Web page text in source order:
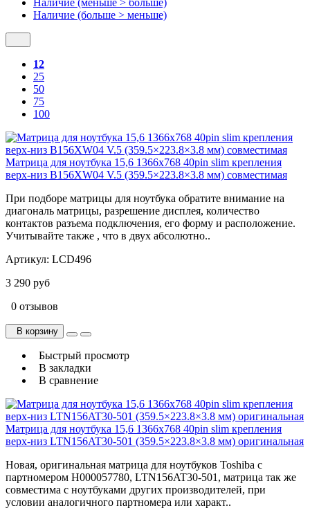
Наличие (меньше > больше)
Наличие (больше > меньше)
12
25
50
75
100
Матрица для ноутбука 15,6 1366x768 40pin slim крепления
верх-низ B156XW04 V.5 (359.5×223.8×3.8 мм) cовместимая
При подборе матрицы для ноутбука обратите внимание на
диагональ матрицы, разрешение дисплея, количество
контактов разъема подключения, его форму и расположение.
Учитывайте также , что в двух абсолютно..
Артикул: LCD496
3 290 руб
0 отзывов
В корзину
Быстрый просмотр
В закладки
В сравнение
Матрица для ноутбука 15,6 1366x768 40pin slim крепления
верх-низ LTN156AT30-501 (359.5×223.8×3.8 мм) оригинальная
Новая, оригинальная матрица для ноутбуков Toshiba с
партномером H000057780, LTN156AT30-501, матрица так же
совместима с ноутбуками других производителей, при
условии аналогичного партномера или характ..